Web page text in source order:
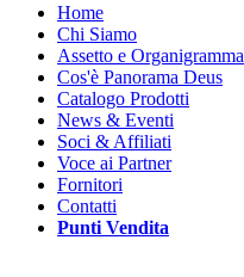
Home
Chi Siamo
Assetto e Organigramma
Cos'è Panorama Deus
Catalogo Prodotti
News & Eventi
Soci & Affiliati
Voce ai Partner
Fornitori
Contatti
Punti Vendita